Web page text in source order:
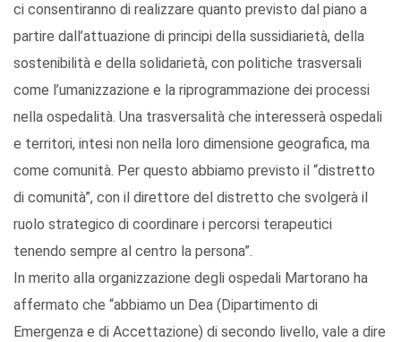
ci consentiranno di realizzare quanto previsto dal piano a
partire dall’attuazione di principi della sussidiarietà, della
sostenibilità e della solidarietà, con politiche trasversali
come l’umanizzazione e la riprogrammazione dei processi
nella ospedalità. Una trasversalità che interesserà ospedali
e territori, intesi non nella loro dimensione geografica, ma
come comunità. Per questo abbiamo previsto il “distretto
di comunità”, con il direttore del distretto che svolgerà il
ruolo strategico di coordinare i percorsi terapeutici
tenendo sempre al centro la persona”.
In merito alla organizzazione degli ospedali Martorano ha
affermato che “abbiamo un Dea (Dipartimento di
Emergenza e di Accettazione) di secondo livello, vale a dire